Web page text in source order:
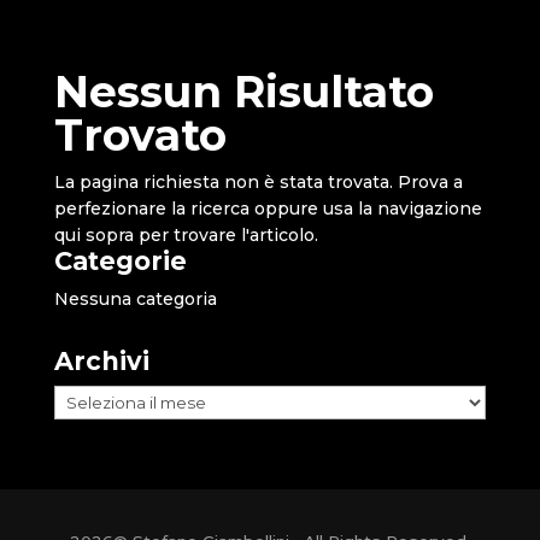
Nessun Risultato
Trovato
La pagina richiesta non è stata trovata. Prova a
perfezionare la ricerca oppure usa la navigazione
qui sopra per trovare l'articolo.
Categorie
Nessuna categoria
Archivi
Archivi